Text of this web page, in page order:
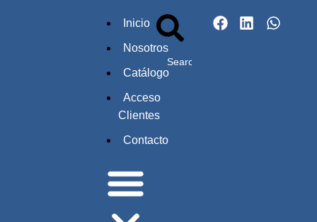
Inicio
Nosotros
Catálogo
Acceso
Clientes
Contacto